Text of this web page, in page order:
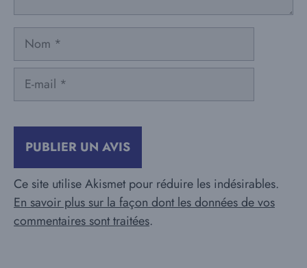
Nom
mail
Ce site utilise Akismet pour réduire les indésirables.
En savoir plus sur la façon dont les données de vos
commentaires sont traitées.